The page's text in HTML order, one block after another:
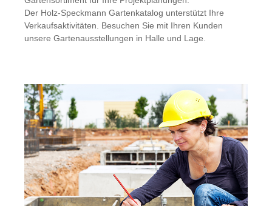
Der Holz-Speckmann Gartenkatalog unterstützt Ihre
Verkaufsaktivitäten. Besuchen Sie mit Ihren Kunden
unsere Gartenausstellungen in Halle und Lage.